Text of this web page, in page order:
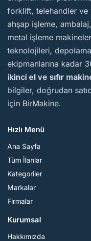
forklift, telehandler ve
ahşap işleme,
metal işleme
teknolojileri,
ekipmanlarına kadar
ikinci el ve sıfır
bilgiler, doğrudan
için BirMakine.
Hızlı Menü
Ana Sayfa
Tüm İlanlar
Kategoriler
Markalar
Firmalar
Kurumsal
Hakkımızda